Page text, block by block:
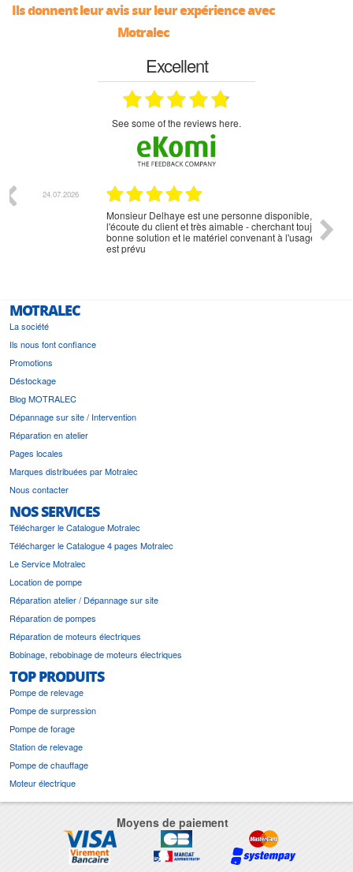
Ils donnent leur avis sur leur expérience avec
Motralec
Excellent
see some of the reviews here.
Monsieur Delhaye est une personne disponible, à
l'écoute du client et très aimable - cherchant toujours la
bonne solution et le matériel convenant à l'usage qui en
MOTRALEC
La société
Ils nous font confiance
Promotions
Déstockage
Blog MOTRALEC
Dépannage sur site / Intervention
Réparation en atelier
Pages locales
Marques distribuées par Motralec
Nous contacter
NOS SERVICES
Télécharger le Catalogue Motralec
Télécharger le Catalogue 4 pages Motralec
Le Service Motralec
Location de pompe
Réparation atelier / Dépannage sur site
Réparation de pompes
Réparation de moteurs électriques
Bobinage, rebobinage de moteurs électriques
TOP PRODUITS
Pompe de relevage
Pompe de surpression
Pompe de forage
Station de relevage
Pompe de chauffage
Moteur électrique
Moyens de paiement